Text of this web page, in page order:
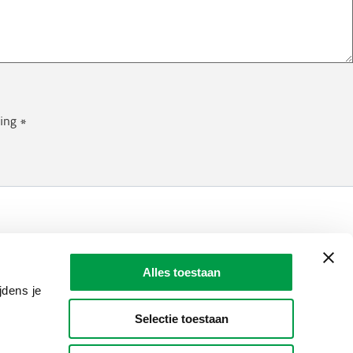
je
Alles toestaan
Selectie toestaan
*
meldingen & fraudebestrijding